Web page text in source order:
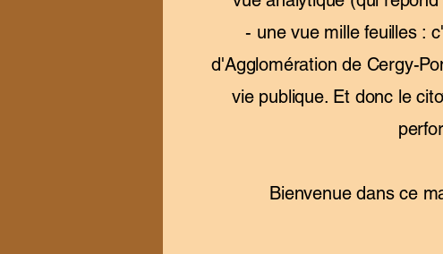
- une vue mille feuilles :
d'Agglomération de Cergy-
vie publique. Et donc le
Bienvenue dans ce